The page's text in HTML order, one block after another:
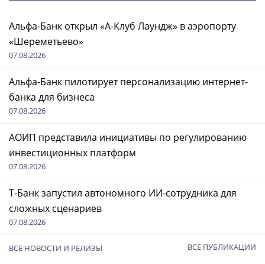
Альфа-Банк открыл «А-Клуб Лаундж» в аэропорту
«Шереметьево»
07.08.2026
Альфа-Банк пилотирует персонализацию интернет-
банка для бизнеса
07.08.2026
АОИП представила инициативы по регулированию
инвестиционных платформ
07.08.2026
Т-Банк запустил автономного ИИ-сотрудника для
сложных сценариев
07.08.2026
ВСЕ НОВОСТИ И РЕЛИЗЫ ВСЕ ПУБЛИКАЦИИ